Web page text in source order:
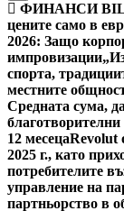
ФИНАНСИ
цените само в
2026: Защо
импровизации
спорта,
местните
Средната сума,
благотворителни
12 месецаRevolut
2025 г., като
потребителите
управление на
партньорство в